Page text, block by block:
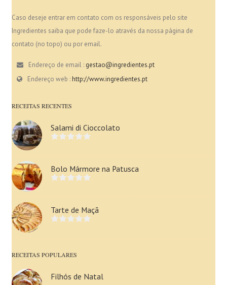
Caso deseje entrar em contato com os responsáveis pelo site
Ingredientes saiba que pode faze-lo através da nossa página de
contato (no topo) ou por email.
Endereço de email : gestao@ingredientes.pt
Endereço web :http://www.ingredientes.pt
RECEITAS RECENTES
Salami di Cioccolato
Bolo Mármore na Patusca
Tarte de Maçã
RECEITAS POPULARES
Filhós de Natal